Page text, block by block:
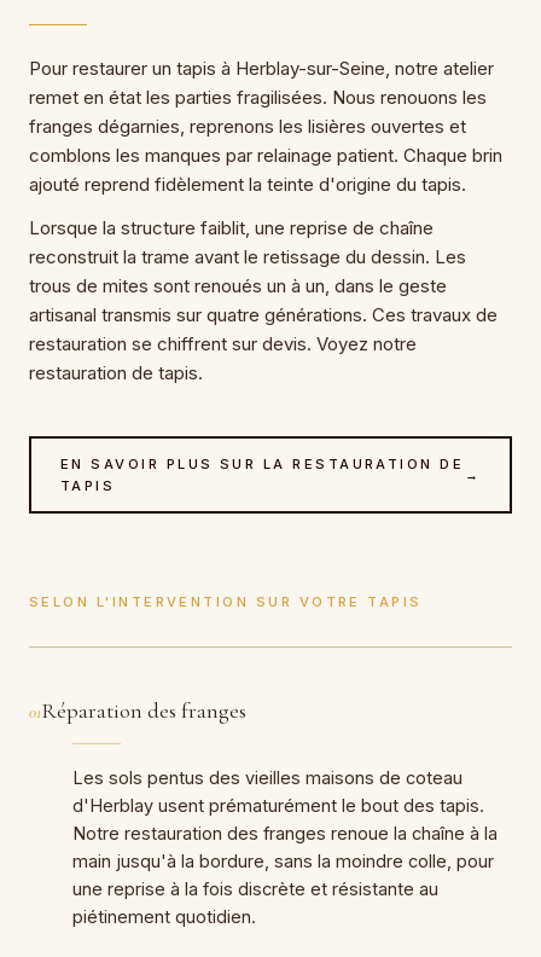
Pour restaurer un tapis à Herblay-sur-Seine, notre atelier
remet en état les parties fragilisées. Nous renouons les
franges dégarnies, reprenons les lisières ouvertes et
comblons les manques par relainage patient. Chaque brin
ajouté reprend fidèlement la teinte d'origine du tapis.
Lorsque la structure faiblit, une reprise de chaîne
reconstruit la trame avant le retissage du dessin. Les
trous de mites sont renoués un à un, dans le geste
artisanal transmis sur quatre générations. Ces travaux de
restauration se chiffrent sur devis. Voyez notre
restauration de tapis.
EN SAVOIR PLUS SUR LA RESTAURATION DE
TAPIS
→
SELON L'INTERVENTION SUR VOTRE TAPIS
01Réparation des franges
Les sols pentus des vieilles maisons de coteau
d'Herblay usent prématurément le bout des tapis.
Notre restauration des franges renoue la chaîne à la
main jusqu'à la bordure, sans la moindre colle, pour
une reprise à la fois discrète et résistante au
piétinement quotidien.